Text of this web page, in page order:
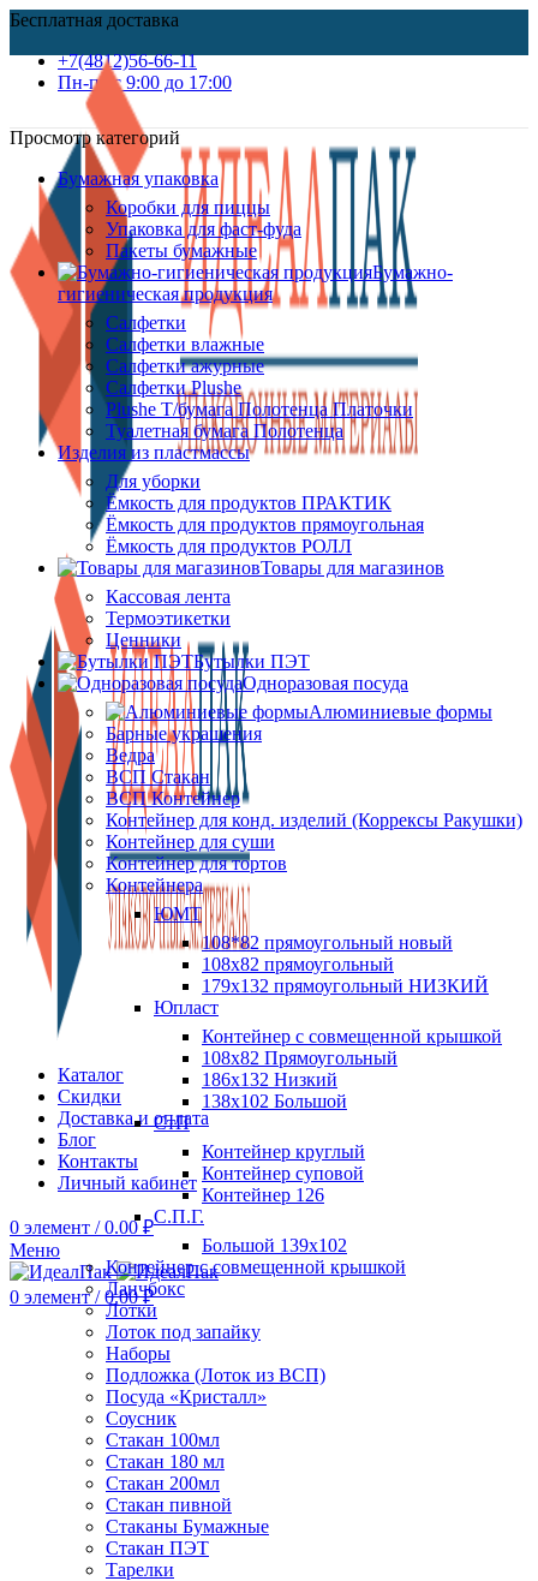
Бесплатная доставка
+7(4812)56-66-11
Пн-пт c 9:00 до 17:00
Каталог
Скидки
Доставка и оплата
Блог
Контакты
Личный кабинет
0 элемент / 0.00₽
Меню
0 элемент / 0.00₽
Просмотр категорий
Бумажная упаковка
Коробки для пиццы
Упаковка для фаст-фуда
Пакеты бумажные
Бумажно-
гигиеническая продукция
Салфетки
Салфетки влажные
Салфетки ажурные
Салфетки Plushe
Plushe Т/бумага Полотенца Платочки
Туалетная бумага Полотенца
Изделия из пластмассы
Для уборки
Ёмкость для продуктов ПРАКТИК
Ёмкость для продуктов прямоугольная
Ёмкость для продуктов РОЛЛ
Товары для магазинов
Кассовая лента
Термоэтикетки
Ценники
Бутылки ПЭТ
Одноразовая посуда
Алюминиевые формы
Барные украшения
Ведра
ВСП Стакан
ВСП Контейнер
Контейнер для конд. изделий (Коррексы Ракушки)
Контейнер для суши
Контейнер для тортов
Контейнера
ЮМТ
108*82 прямоугольный новый
108х82 прямоугольный
179х132 прямоугольный НИЗКИЙ
Юпласт
Контейнер с совмещенной крышкой
108х82 Прямоугольный
186х132 Низкий
138х102 Большой
СтП
Контейнер круглый
Контейнер суповой
Контейнер 126
С.П.Г.
Большой 139х102
Контейнер с совмещенной крышкой
Ланчбокс
Лотки
Лоток под запайку
Наборы
Подложка (Лоток из ВСП)
Посуда «Кристалл»
Соусник
Стакан 100мл
Стакан 180 мл
Стакан 200мл
Стакан пивной
Стаканы Бумажные
Стакан ПЭТ
Тарелки